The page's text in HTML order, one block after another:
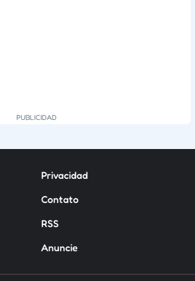
Privacidad
Contato
RSS
Anuncie